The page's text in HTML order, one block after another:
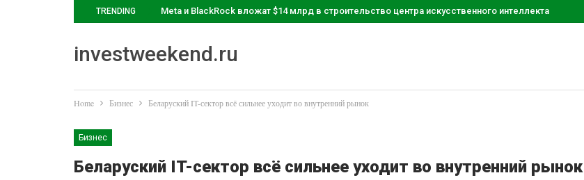
TRENDING Meta и BlackRock вложат $14 млрд в строительство центра искусственного интеллекта
investweekend.ru
Home Бизнес Беларуский IT-сектор всё сильнее уходит во внутренний рынок
Бизнес
Беларуский IT-сектор всё сильнее уходит во внутренний рынок